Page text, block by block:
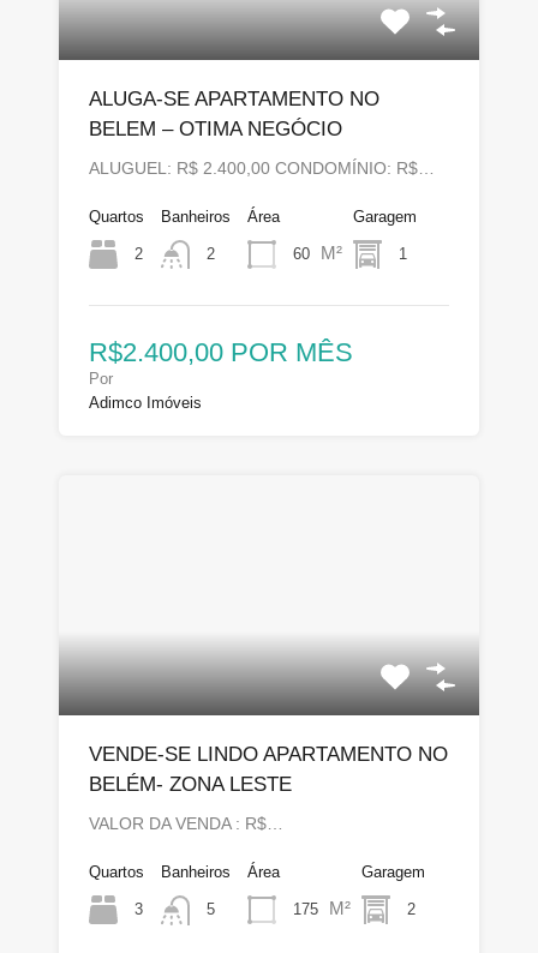
ALUGA-SE APARTAMENTO NO
BELEM – OTIMA NEGÓCIO
ALUGUEL: R$ 2.400,00 CONDOMÍNIO: R$…
Quartos
2
Banheiros
2
Área
60 M²
Garagem
1
R$2.400,00 POR MÊS
Por
Adimco Imóveis
VENDE-SE LINDO APARTAMENTO NO
BELÉM- ZONA LESTE
VALOR DA VENDA : R$…
Quartos
3
Banheiros
5
Área
175 M²
Garagem
2